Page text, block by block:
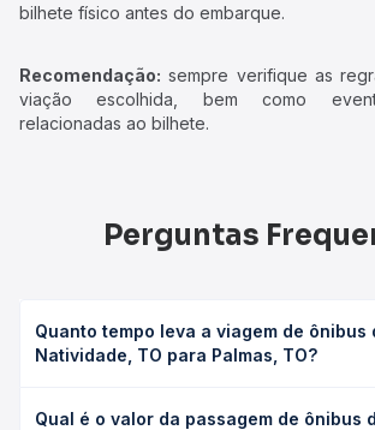
bilhete físico antes do embarque.
Recomendação: sempre verifique as
viação escolhida, bem como
relacionadas ao bilhete.
Perguntas
Quanto tempo leva a viagem de ônibus
Natividade, TO para Palmas, TO?
leva em média 4h 6min, podendo variar
Qual é o valor da passagem de ônibus